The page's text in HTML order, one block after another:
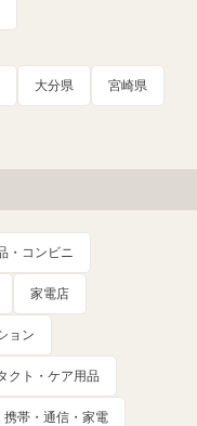
大分県 宮崎県
・コンビニ
家電店
ョン
クト・ケア用品
携帯・通信・家電